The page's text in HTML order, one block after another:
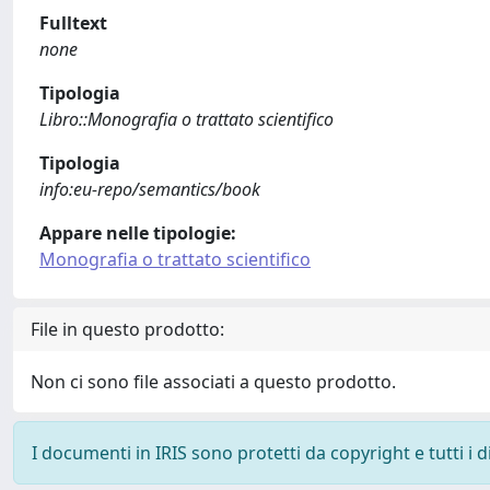
Fulltext
none
Tipologia
Libro::Monografia o trattato scientifico
Tipologia
info:eu-repo/semantics/book
Appare nelle tipologie:
Monografia o trattato scientifico
File in questo prodotto:
Non ci sono file associati a questo prodotto.
I documenti in IRIS sono protetti da copyright e tutti i